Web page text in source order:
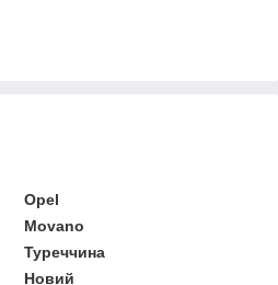
Opel
Movano
Туреччина
Новий